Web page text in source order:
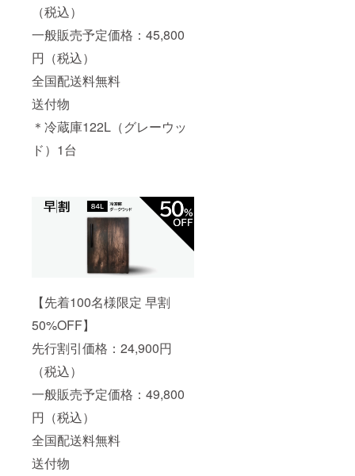
（税込）
一般販売予定価格：45,800
円（税込）
全国配送料無料
送付物
＊冷蔵庫122L（グレーウッ
ド）1台
【先着100名様限定 早割
50%OFF】
先行割引価格：24,900円
（税込）
一般販売予定価格：49,800
円（税込）
全国配送料無料
送付物